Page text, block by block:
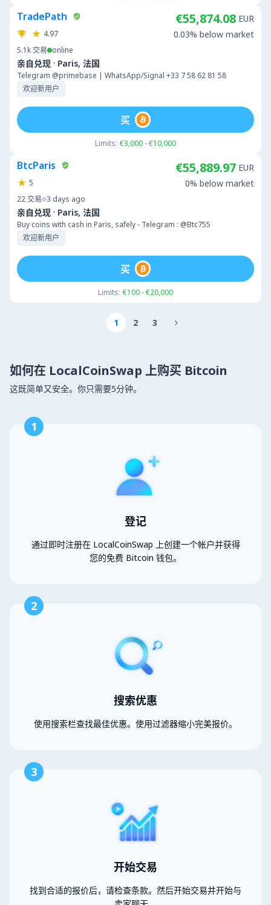
TradePath
4.97
5.1k交易 online
亲自兑现 · Paris, 法国
Telegram @primebase | WhatsApp/Signal +33 7 58 62 81 58
欢迎新用户
€55,874.08 EUR
0.03% below market
Limits: €3,000 - €10,000
买
BtcParis
5
22交易 3 days ago
亲自兑现 · Paris, 法国
Buy coins with cash in Paris, safely - Telegram : @Btc755
欢迎新用户
€55,889.97 EUR
0% below market
Limits: €100 - €20,000
买
1 2 3 
如何在 LocalCoinSwap 上购买 Bitcoin
这既简单又安全。你只需要5分钟。
1
登记
通过即时注册在 LocalCoinSwap 上创建一个帐户并获得
您的免费 Bitcoin 钱包。
2
搜索优惠
使用搜索栏查找最佳优惠。使用过滤器缩小完美报价。
3
开始交易
找到合适的报价后，请检查条款。然后开始交易并开始与